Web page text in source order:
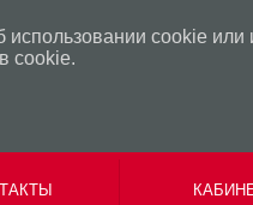
cookie или
cookie.